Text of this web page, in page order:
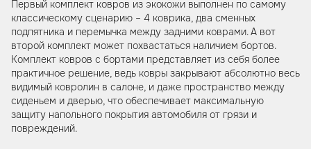
Первый комплект ковров из экокожи выполнен по самому
классическому сценарию – 4 коврика, два сменных
подпятника и перемычка между задними коврами. А вот
второй комплект может похвастаться наличием бортов.
Комплект ковров с бортами представляет из себя более
практичное решение, ведь ковры закрывают абсолютно весь
видимый ковролин в салоне, и даже пространство между
сиденьем и дверью, что обеспечивает максимальную
защиту напольного покрытия автомобиля от грязи и
повреждений.